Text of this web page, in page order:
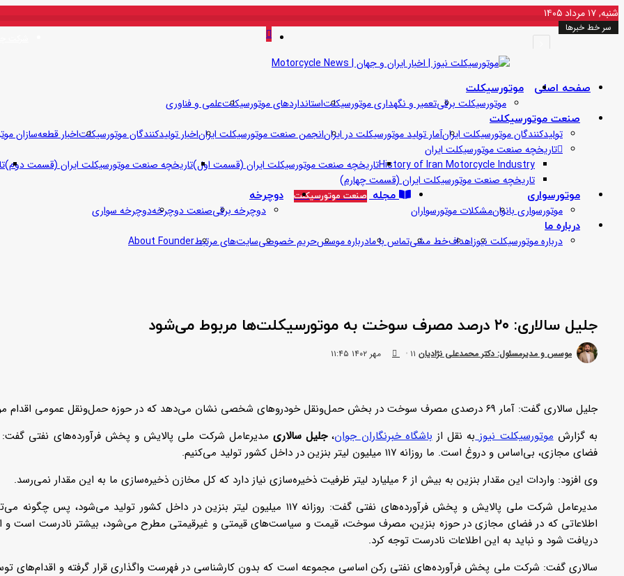
شنبه, ۱۷ مرداد ۱۴۰۵
سر خط خبرها
منو
صفحه اصلی موتورسیکلت
موتورسیکلت برقیتعمیر و نگهداری موتورسیکلتاستانداردهای موتورسیکلتعلمی و فناوری
صنعت موتورسیکلت
تولیدکنندگان موتورسیکلت ایرانآمار تولید موتورسیکلت در ایرانانجمن صنعت موتورسیکلت ایراناخبار تولیدکنندگان موتورسیکلتاخبار قطعه‌سازان
تاریخچه صنعت موتورسیکلت ایران
History of Iran Motorcycle Industryتاریخچه صنعت موتورسیکلت ایران (قسمت اول)تاریخچه صنعت موتورسیکلت ایران (قسمت دوم)
تاریخچه صنعت موتورسیکلت ایران (قسمت چهارم)
موتورسواری
موتورسواری بانوانمشکلات موتورسواران
مجلهصنعت موتورسیکلت دوچرخه
دوچرخه برقیصنعت دوچرخهدوچرخه سواری
درباره ما
درباره موتورسیکلت نیوزاهدافخط مشیتماس با مادرباره موسسحریم خصوصیسایت‌های مرتبطAbout Founder
جلیل سالاری: ۲۰ درصد مصرف سوخت به موتورسیکلت‌ها مربوط می‌شود
موسس و مدیرمسئول: دکتر محمدعلی نژادیان
ارسال
۱۱ مهر ۱۴۰۲ ۱۱:۴۵
جلیل سالاری گفت: آمار ۶۹ درصدی مصرف سوخت در بخش حمل‌ونقل خودرو‌های شخصی نشان می‌دهد که در حوزه حمل‌ونقل عمومی اقدام مؤثری انجام نشده است.
به گزارشموتورسیکلت نیوزبه نقل ازباشگاه خبرنگاران جوان،جلیل سالاری
فضای مجازی، بی‌اساس و دروغ است. ما روزانه ۱۱۷ میلیون لیتر بنزین در داخل کشور تولید می‌کنیم.
وی افزود: واردات این مقدار بنزین به بیش از ۶ میلیارد لیتر ظرفیت ذخیره‌سازی نیاز دارد که کل مخازن ذخیره‌سازی ما به این مقدار نمی‌رسد.
مدیرعامل شرکت ملی پالایش و پخش فرآورده‌های نفتی گفت: روزانه ۱۱۷ میلیون لیتر بنزین در داخل کشور
اطلاعاتی که در فضای مجازی در حوزه بنزین، مصرف سوخت، قیمت و سیاست‌های قیمتی و غیرقیمتی مطرح می‌شود، بیشتر نادرست است و
دریافت شود و نباید به این اطلاعات نادرست توجه کرد.
سالاری گفت: شرکت ملی پخش فرآورده‌های نفتی رکن اساسی مجموعه است که بدون کارشناسی در فهرست واگذاری قرار گرفته و اقدام‌های